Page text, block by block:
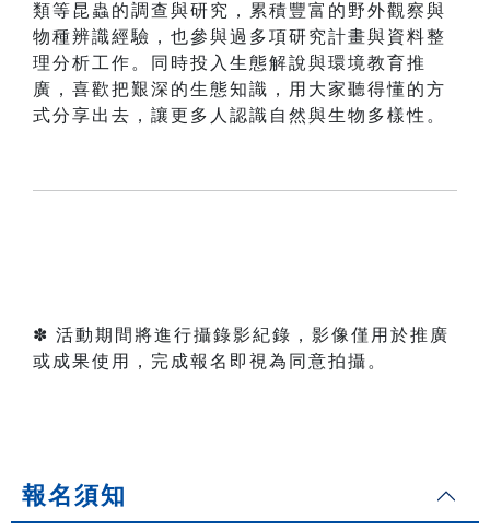
類等昆蟲的調查與研究，累積豐富的野外觀察與
物種辨識經驗，也參與過多項研究計畫與資料整
理分析工作。同時投入生態解說與環境教育推
廣，喜歡把艱深的生態知識，用大家聽得懂的方
式分享出去，讓更多人認識自然與生物多樣性。
✽ 活動期間將進行攝錄影紀錄，影像僅用於推廣
或成果使用，完成報名即視為同意拍攝。
報名須知